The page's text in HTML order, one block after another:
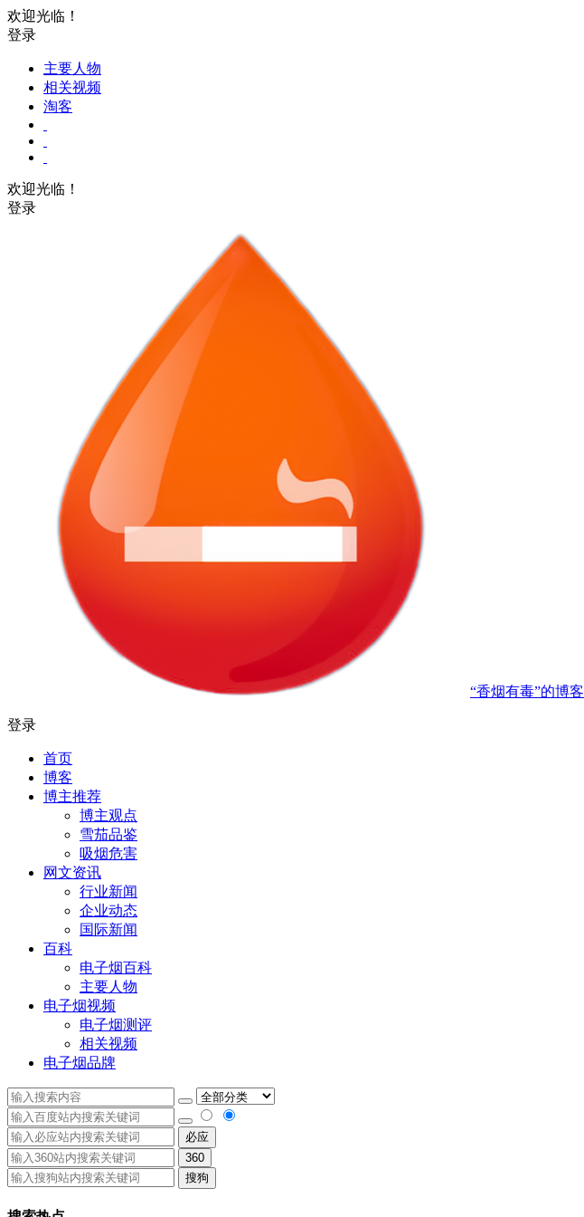
欢迎光临！
登录
主要人物
相关视频
淘客
欢迎光临！
登录
“香烟有毒”的博客
登录
首页
博客
博主推荐
博主观点
雪茄品鉴
吸烟危害
网文资讯
行业新闻
企业动态
国际新闻
百科
电子烟百科
主要人物
电子烟视频
电子烟测评
相关视频
电子烟品牌
必应
360
搜狗